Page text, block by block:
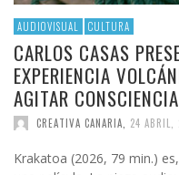
AUDIOVISUAL CULTURA
CARLOS CASAS
EXPERIENCIA
AGITAR
CREATIVA CANARIA 24 ABRIL,
Krakatoa (2026, 79 min.)